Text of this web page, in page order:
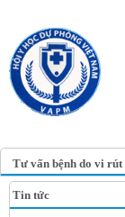
Tư vấn bệnh do vi rút
Tin tức